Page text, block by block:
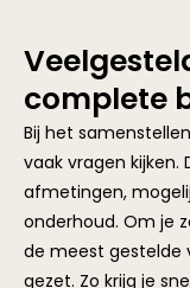
afmetingen,
onderhoud. Om je
de meest gestelde
gezet. Zo krijg je
voorbereid aan de
Staat jouw vraag
Dan helpen de
verder. We denken